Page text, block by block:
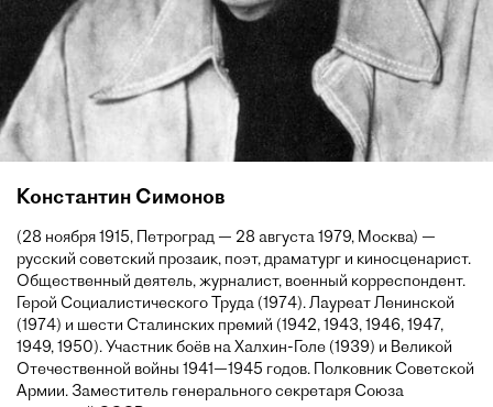
Константин Симонов
(28 ноября 1915, Петроград — 28 августа 1979, Москва) —
русский советский прозаик, поэт, драматург и киносценарист.
Общественный деятель, журналист, военный корреспондент.
Герой Социалистического Труда (1974). Лауреат Ленинской
(1974) и шести Сталинских премий (1942, 1943, 1946, 1947,
1949, 1950). Участник боёв на Халхин-Голе (1939) и Великой
Отечественной войны 1941—1945 годов. Полковник Советской
Армии. Заместитель генерального секретаря Союза